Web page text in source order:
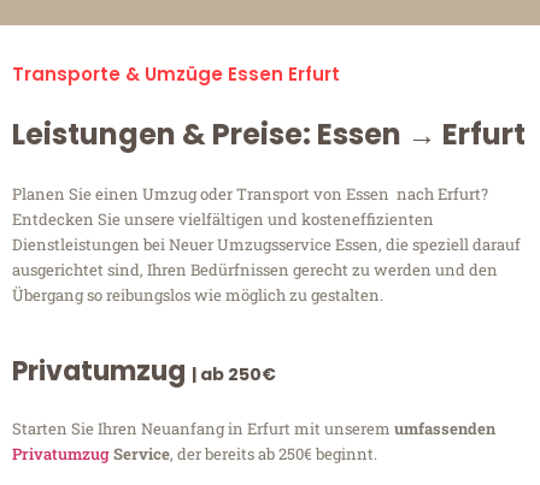
Transporte & Umzüge Essen Erfurt
Leistungen & Preise: Essen → Erfurt
Planen Sie einen Umzug oder Transport von Essen nach Erfurt?
Entdecken Sie unsere vielfältigen und kosteneffizienten
Dienstleistungen bei Neuer Umzugsservice Essen, die speziell darauf
ausgerichtet sind, Ihren Bedürfnissen gerecht zu werden und den
Übergang so reibungslos wie möglich zu gestalten.
Privatumzug | ab 250€
Starten Sie Ihren Neuanfang in Erfurt mit unserem umfassenden
PrivatumzugService, der bereits ab 250€ beginnt.